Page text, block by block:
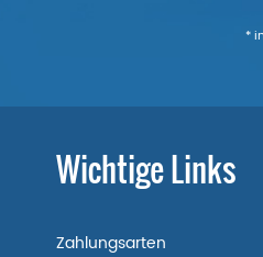
*
Wichtige Links
Zahlungsarten